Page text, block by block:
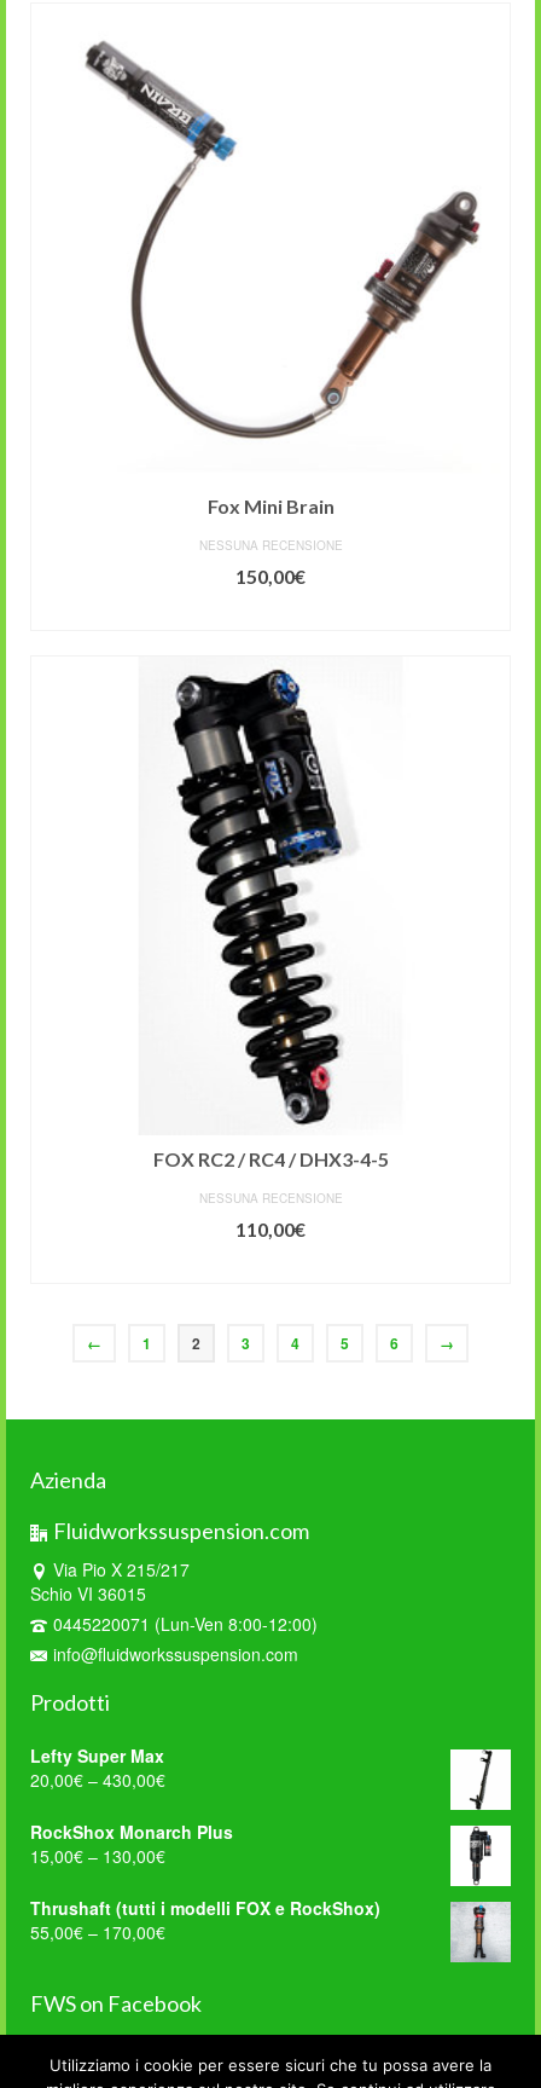
Fox Mini Brain
NESSUNA RECENSIONE
150,00€
FOX RC2 / RC4 / DHX3-4-5
NESSUNA RECENSIONE
110,00€
← 1 2 3 4 5 6 →
Azienda
Fluidworkssuspension.com
Via Pio X 215/217
Schio VI 36015
0445220071 (Lun-Ven 8:00-12:00)
info@fluidworkssuspension.com
Prodotti
Lefty Super Max
20,00€ – 430,00€
RockShox Monarch Plus
15,00€ – 130,00€
Thrushaft (tutti i modelli FOX e RockShox)
55,00€ – 170,00€
FWS on Facebook
Utilizziamo i cookie per essere sicuri che tu possa avere la